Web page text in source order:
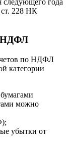
следующего года
ст. 228 НК
НДФЛ
по НДФЛ
категории
можно
убытки от